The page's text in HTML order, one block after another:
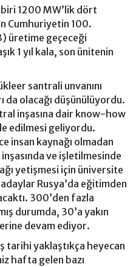
1200 MW’lik dört
Cumhuriyetin 100.
üretime geçeceği
1 yıl kala, son ünitenin
santrali unvanını
da olacağı düşünülüyordu.
inşasına dair know-how
edilmesi geliyordu.
insan kaynağı olmadan
ve işletilmesinde
yetişmesi için üniversite
Rusya’da eğitimden
300’den fazla
durumda, 30’a yakın
devam ediyor.
tarihi yaklaştıkça heyecan
hafta gelen bazı